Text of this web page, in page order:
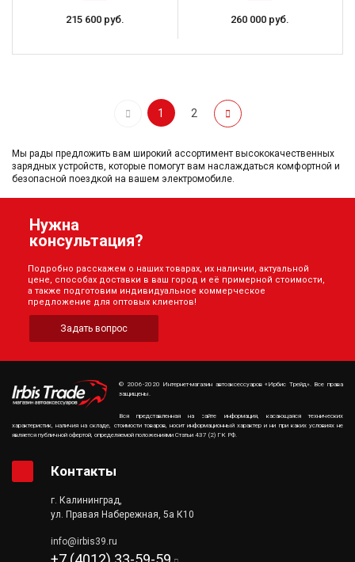
215 600 руб. 260 000 руб.
1 2
Мы рады предложить вам широкий ассортимент высококачественных
зарядных устройств, которые помогут вам наслаждаться комфортной и
безопасной поездкой на вашем электромобиле.
Нужна
консультация?
Подробно расскажем о наших товарах, их наличии, актуальной
цене, способах доставки в ваш город и её примерной стоимости,
а также подготовим индивидуальное коммерческое
предложение для оптовых клиентов!
Задать вопрос
© 2006-2020 Интернет-магазин автоаксессуаров «Ирбис Трейд». Все права
защищены.
Вся представленная на сайте информация, касающаяся технических
характеристик, наличия на складе, стоимости товаров, носит информационный характер и ни при каких условиях не
является публичной офертой, определяемой положениями Статьи 437 (2) ГК РФ.
Контакты
г. Калининград,
ул. Правая Набережная, 5а К10
info@irbis39.ru